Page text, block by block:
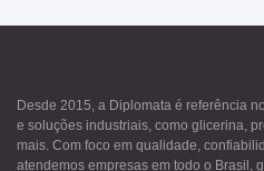
Desde 2015, a Diplomata é referência
e soluções industriais, como glicerina,
mais. Com foco em qualidade,
atendemos empresas em todo o Brasil,